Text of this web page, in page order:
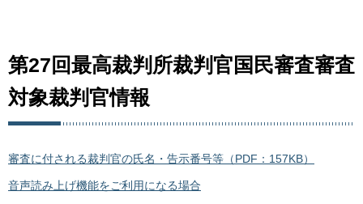
第27回最高裁判所裁判官国民審査審査
対象裁判官情報
審査に付される裁判官の氏名・告示番号等（PDF：157KB）
音声読み上げ機能をご利用になる場合